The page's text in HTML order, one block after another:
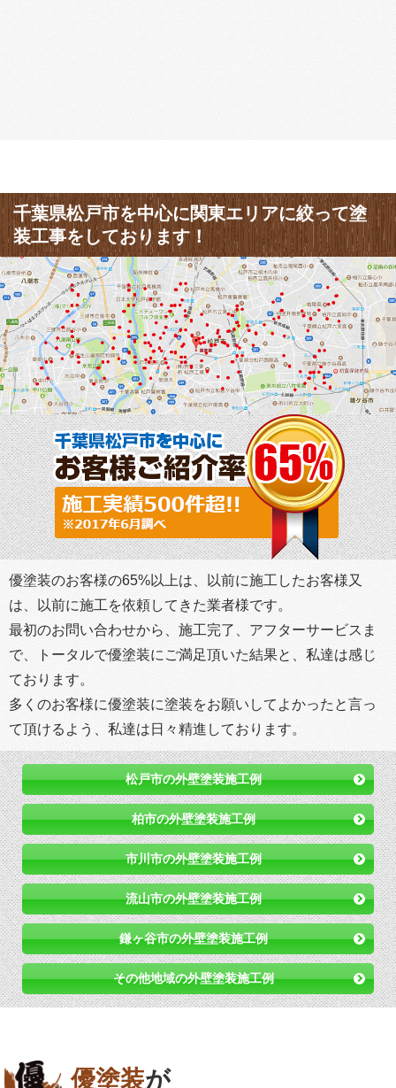
千葉県松戸市を中心に関東エリアに絞って塗
装工事をしております！
優塗装のお客様の65%以上は、以前に施工したお客様又
は、以前に施工を依頼してきた業者様です。
最初のお問い合わせから、施工完了、アフターサービスま
で、トータルで優塗装にご満足頂いた結果と、私達は感じ
ております。
多くのお客様に優塗装に塗装をお願いしてよかったと言っ
て頂けるよう、私達は日々精進しております。
松戸市の外壁塗装施工例
柏市の外壁塗装施工例
市川市の外壁塗装施工例
流山市の外壁塗装施工例
鎌ヶ谷市の外壁塗装施工例
その他地域の外壁塗装施工例
優塗装が